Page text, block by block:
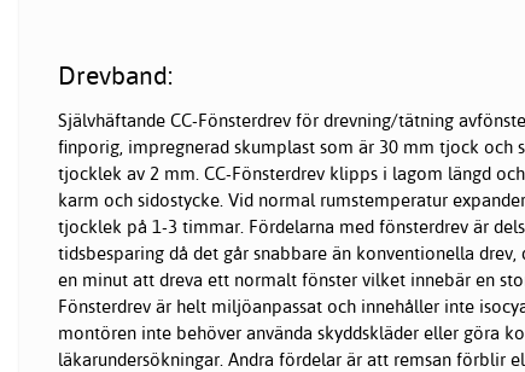
Drevband:
Självhäftande CC-Fönsterdrev för drevning/tätning
finporig, impregnerad skumplast som är 30 mm tjock och
tjocklek av 2 mm. CC-Fönsterdrev klipps i lagom längd
karm och sidostycke. Vid normal rumstemperatur
tjocklek på 1-3 timmar. Fördelarna med fönsterdrev är
tidsbesparing då det går snabbare än konventionella
en minut att dreva ett normalt fönster vilket innebär en
Fönsterdrev är helt miljöanpassat och innehåller inte
montören inte behöver använda skyddskläder eller göra
läkarundersökningar. Andra fördelar är att remsan förblir